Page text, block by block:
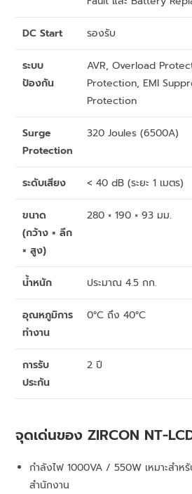
DC Start รองรับ
ระบบ
ป้องกัน
AVR, Overload
Protection, EMI
Protection
Surge
Protection
320 Joules (6500A)
ระดับเสียง < 40 dB (ระยะ 1 เมตร)
ขนาด
(กว้าง × ลึก
× สูง)
280 × 190 × 93 มม.
น้ำหนัก ประมาณ 4.5 กก.
อุณหภูมิการ
ทำงาน
0°C ถึง 40°C
การรับ
ประกัน
2 ปี
จุดเด่นของ ZIRCON NT-
กำลังไฟ 1000VA / 550W เหมาะสำ
สำนักงาน